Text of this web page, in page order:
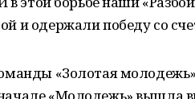
и одержали победу со
«Золотая